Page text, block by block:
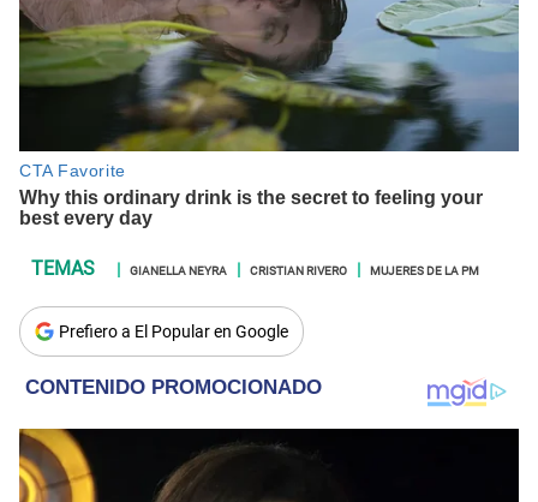
GIANELLA NEYRA CRISTIAN RIVERO MUJERES DE LA PM
Prefiero a El Popular en Google